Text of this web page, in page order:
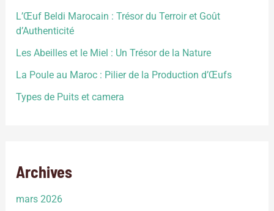
L’Œuf Beldi Marocain : Trésor du Terroir et Goût
d’Authenticité
Les Abeilles et le Miel : Un Trésor de la Nature
La Poule au Maroc : Pilier de la Production d’Œufs
Types de Puits et camera
Archives
mars 2026